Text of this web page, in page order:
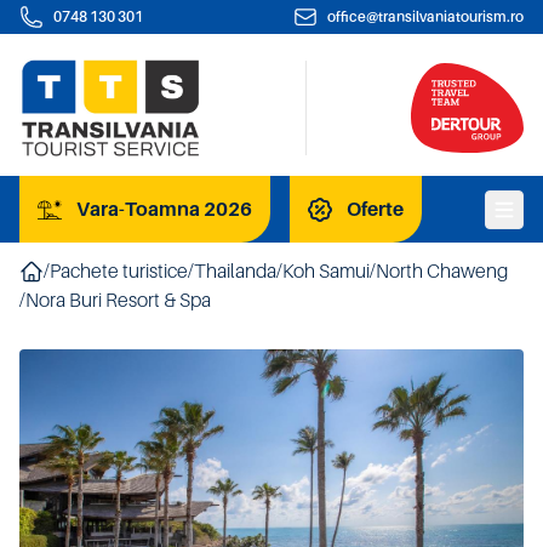
0748 130 301 office@transilvaniatourism.ro
Vara-Toamna 2026 Oferte
/Pachete turistice/Thailanda/Koh Samui/North Chaweng
/Nora Buri Resort & Spa